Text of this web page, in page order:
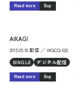
Read more Buy
AIKAGI
2015.05.18 配信 ／ WQCQ-620
SINGLE
デジタル配信
Read more Buy